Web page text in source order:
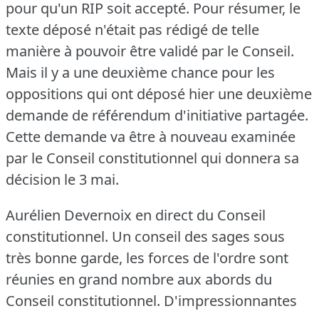
pour qu'un RIP soit accepté. Pour résumer, le
texte déposé n'était pas rédigé de telle
manière à pouvoir être validé par le Conseil.
Mais il y a une deuxième chance pour les
oppositions qui ont déposé hier une deuxième
demande de référendum d'initiative partagée.
Cette demande va être à nouveau examinée
par le Conseil constitutionnel qui donnera sa
décision le 3 mai.
Aurélien Devernoix en direct du Conseil
constitutionnel. Un conseil des sages sous
très bonne garde, les forces de l'ordre sont
réunies en grand nombre aux abords du
Conseil constitutionnel. D'impressionnantes